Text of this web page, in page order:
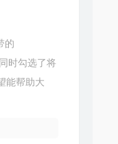
的
时勾选了将
能帮助大